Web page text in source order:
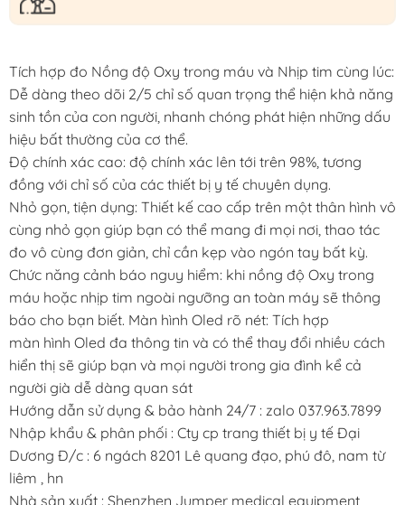
Tích hợp đo Nồng độ Oxy trong máu và Nhịp tim cùng lúc:
Dễ dàng theo dõi 2/5 chỉ số quan trọng thể hiện khả năng
sinh tồn của con người, nhanh chóng phát hiện những dấu
hiệu bất thường của cơ thể.
Độ chính xác cao: độ chính xác lên tới trên 98%, tương
đồng với chỉ số của các thiết bị y tế chuyên dụng.
Nhỏ gọn, tiện dụng: Thiết kế cao cấp trên một thân hình vô
cùng nhỏ gọn giúp bạn có thể mang đi mọi nơi, thao tác
đo vô cùng đơn giản, chỉ cần kẹp vào ngón tay bất kỳ.
Chức năng cảnh báo nguy hiểm: khi nồng độ Oxy trong
máu hoặc nhịp tim ngoài ngưỡng an toàn máy sẽ thông
báo cho bạn biết. Màn hình Oled rõ nét: Tích hợp
màn hình Oled đa thông tin và có thể thay đổi nhiều cách
hiển thị sẽ giúp bạn và mọi người trong gia đình kể cả
người già dễ dàng quan sát
Hướng dẫn sử dụng & bảo hành 24/7 : zalo 037.963.7899
Nhập khẩu & phân phối : Cty cp trang thiết bị y tế Đại
Dương Đ/c : 6 ngách 8201 Lê quang đạo, phú đô, nam từ
liêm , hn
Nhà sản xuất : Shenzhen Jumper medical equipment